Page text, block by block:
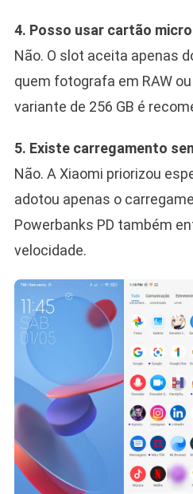
4. Posso usar cartão
Não. O slot aceita apenas
quem fotografa em RAW
variante de 256 GB é
5. Existe carregamento
Não. A Xiaomi priorizou
adotou apenas o
Powerbanks PD também
velocidade.